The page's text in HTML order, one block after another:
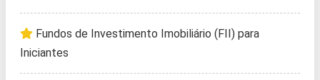
Fundos de Investimento Imobiliário (FII) para
Iniciantes